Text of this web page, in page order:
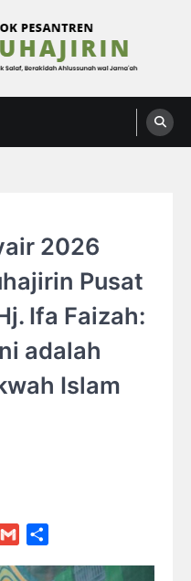
Ahlussunah wal Jamaah
2026
Pusat
Ifa Faizah:
adalah
Islam
Threads
Gmail